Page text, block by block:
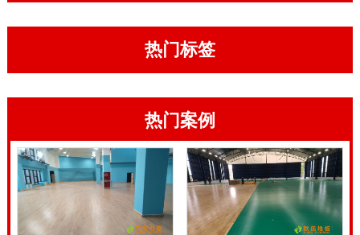
在体育木地板刮好腻子之后，接下来我们需要对木地板
刷底漆或者调色，如果是舞台铺设的实木运动地板，我
们可以调节地板颜色的深浅。待木地板的底漆干透了之
后，会对木地板再刷一遍面漆，面漆干透之后，我们可
以使用砂纸研磨地板，等到略感粗糙之后，刷第二遍面
漆。依此步骤在进行依此，确保上三次漆，*后划线，
清理现场就可以了。伴随着实木运动木地板的技术创新
发展，可以保证其材质、功能的多样化，可以为各项体
热门标签
热门案例